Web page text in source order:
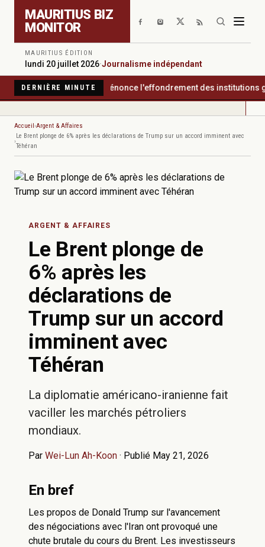
MAURITIUS BIZ
MONITOR
MAURITIUS ÉDITION
lundi 20 juillet 2026·Journalisme indépendant
DERNIÈRE MINUTE
International dénonce l'effondrement des institutions
Accueil Argent & Affaires
Le Brent plonge de 6% après les déclarations de Trump sur un accord imminent avec
Téhéran
ARGENT & AFFAIRES
Le Brent plonge de
6% après les
déclarations de
Trump sur un accord
imminent avec
Téhéran
La diplomatie américano-iranienne fait
vaciller les marchés pétroliers
mondiaux.
Par Wei-Lun Ah-Koon · Publié May 21, 2026
En bref
Les propos de Donald Trump sur l'avancement
des négociations avec l'Iran ont provoqué une
chute brutale du cours du Brent. Les investisseurs